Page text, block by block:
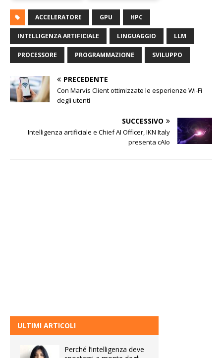
ACCELERATORE GPU HPC
INTELLIGENZA ARTIFICIALE LINGUAGGIO LLM
PROCESSORE PROGRAMMAZIONE SVILUPPO
PRECEDENTE
Con Marvis Client ottimizzate le esperienze Wi-Fi
degli utenti
SUCCESSIVO
Intelligenza artificiale e Chief AI Officer, IKN Italy
presenta cAIo
ULTIMI ARTICOLI
Perché l’intelligenza deve